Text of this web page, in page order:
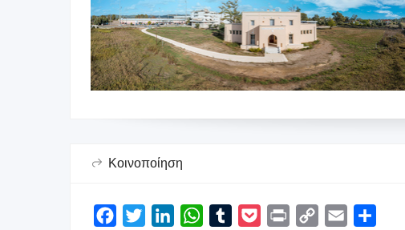
Κοινοποίηση
FacebookTwitterLinkedInWhatsAppTumblrPocketPrint
Copy
Email